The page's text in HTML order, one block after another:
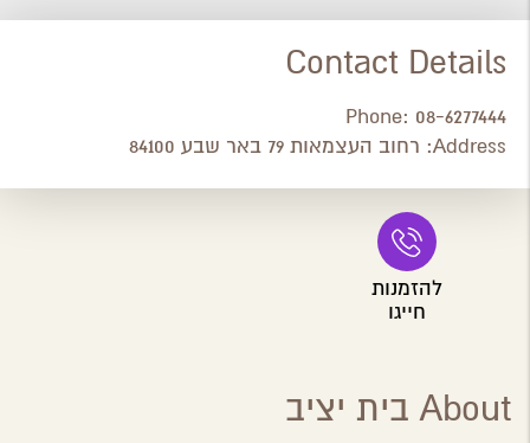
Contact Details
Phone: 08-6277444
Address: רחוב העצמאות 79 באר שבע 84100
להזמנות
חייגו
About בית יציב